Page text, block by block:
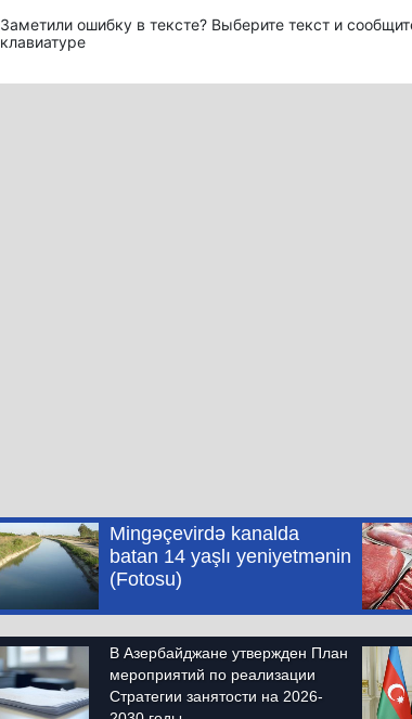
Заметили ошибку в тексте? Выберите текст и
клавиатуре